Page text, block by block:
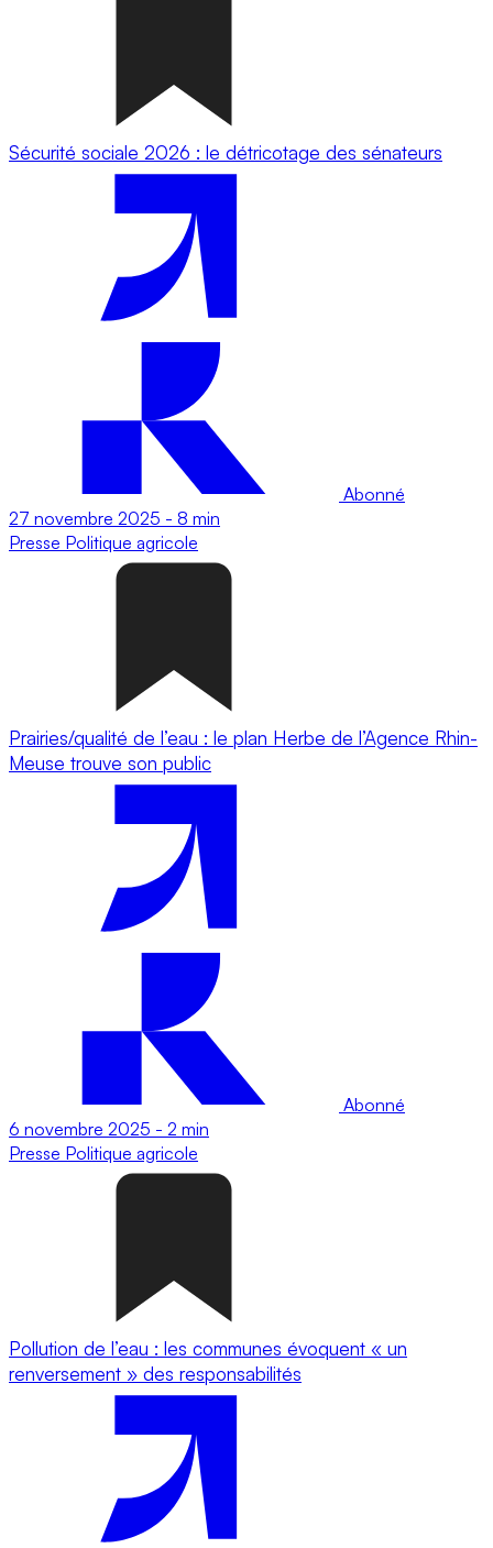
Sécurité sociale 2026 : le détricotage des sénateurs
Abonné
27 novembre 2025 - 8 min
Presse Politique agricole
Prairies/qualité de l’eau : le plan Herbe de l’Agence Rhin-
Meuse trouve son public
Abonné
6 novembre 2025 - 2 min
Presse Politique agricole
Pollution de l’eau : les communes évoquent « un
renversement » des responsabilités